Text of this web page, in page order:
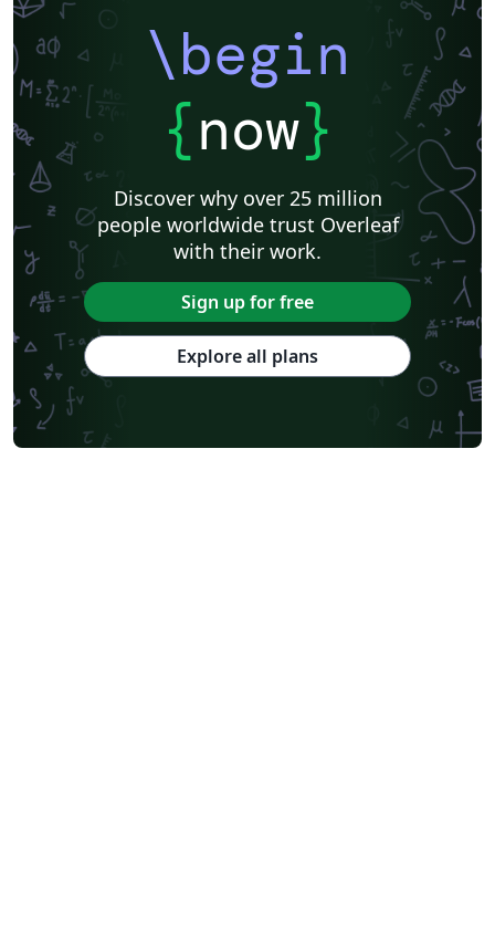
\begin
{now}
Discover why over 25 million
people worldwide trust Overleaf
with their work.
Sign up for free
Explore all plans